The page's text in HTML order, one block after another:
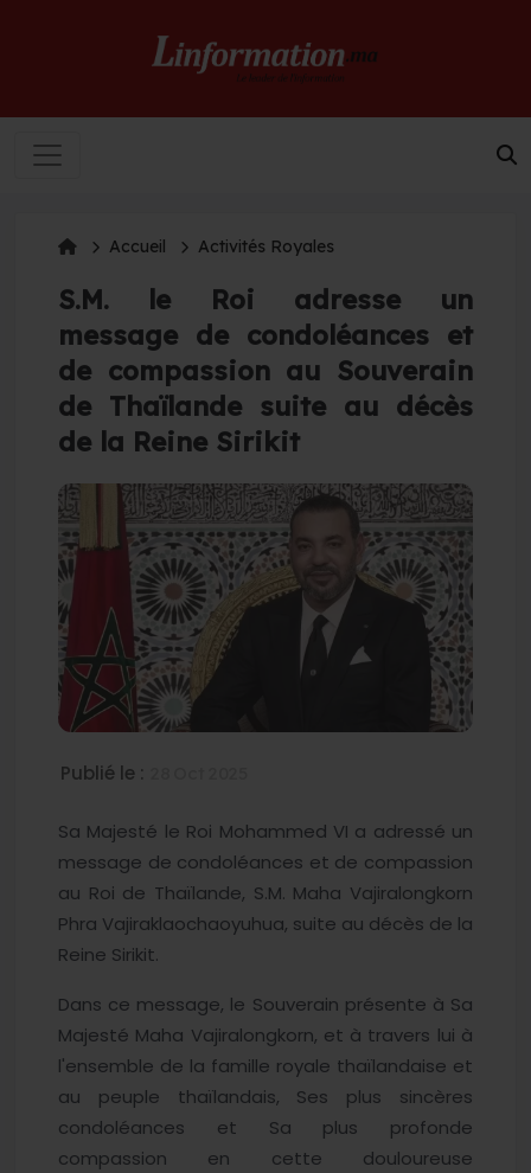
Accueil Activités Royales
S.M. le Roi adresse un
message de condoléances et
de compassion au Souverain
de Thaïlande suite au décès
de la Reine Sirikit
Publié le :
Sa Majesté le Roi Mohammed VI a adressé un
message de condoléances et de compassion
au Roi de Thaïlande, S.M. Maha Vajiralongkorn
Phra Vajiraklaochaoyuhua, suite au décès de la
Reine Sirikit.
Dans ce message, le Souverain présente à Sa
Majesté Maha Vajiralongkorn, et à travers lui à
l'ensemble de la famille royale thaïlandaise et
au peuple thaïlandais, Ses plus sincères
condoléances et Sa plus profonde
compassion en cette douloureuse